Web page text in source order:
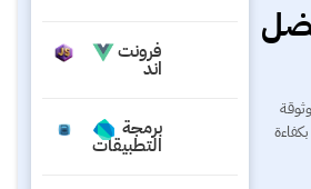
فرونت
اند
برمجة
التطبيقات